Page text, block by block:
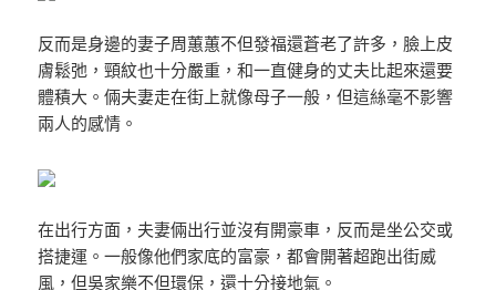
反而是身邊的妻子周蕙蕙不但發福還蒼老了許多，臉上皮
膚鬆弛，頸紋也十分嚴重，和一直健身的丈夫比起來還要
體積大。倆夫妻走在街上就像母子一般，但這絲毫不影響
兩人的感情。
在出行方面，夫妻倆出行並沒有開豪車，反而是坐公交或
搭捷運。一般像他們家底的富豪，都會開著超跑出街威
風，但吳家樂不但環保，還十分接地氣。